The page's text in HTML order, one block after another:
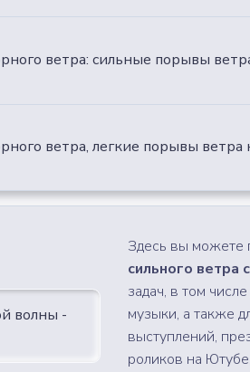
ветра: сильные порывы
ветра, легкие порывы ветра
Здесь вы можете
сильного ветра
задач, в том
музыки, а также
выступлений,
роликов на